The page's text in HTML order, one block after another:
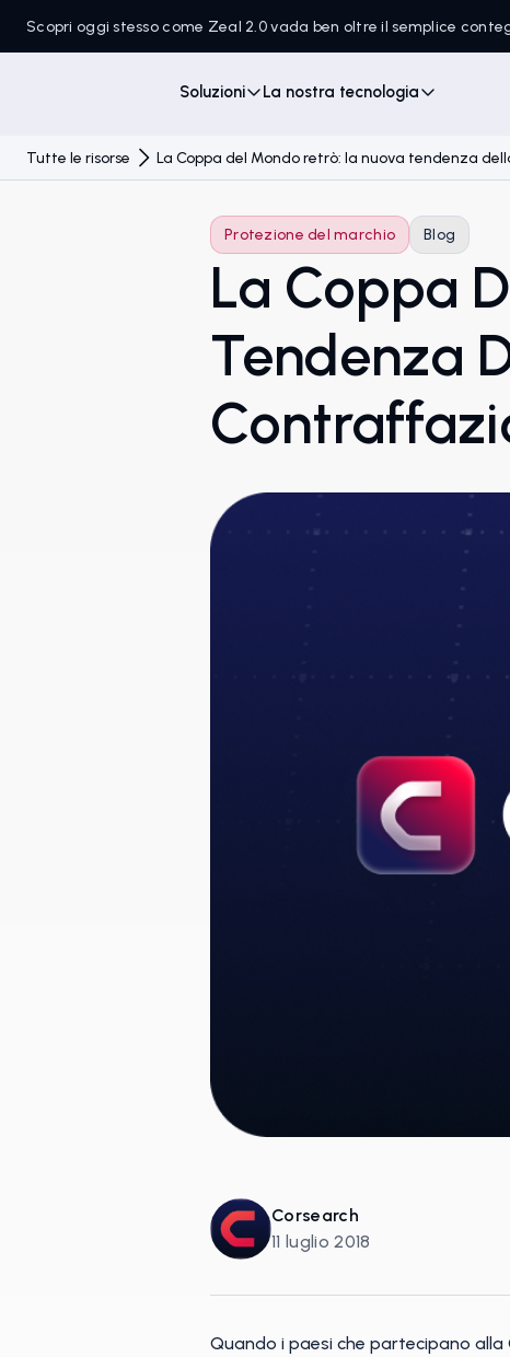
Scopri oggi stesso come Zeal 2.0 vada ben oltre il semplice
Soluzioni La nostra tecnologia
Tutte le risorse La Coppa del Mondo retrò: la nuova tendenza
Protezione del marchio Blog
La Coppa
Tendenza
Corsearch
11 luglio 2018
Quando i paesi che partecipano